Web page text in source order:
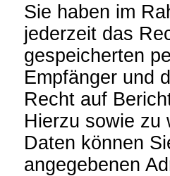
Sie haben im
jederzeit das
gespeicherten
Empfänger und
Recht auf
Hierzu sowie zu
Daten können
angegebenen